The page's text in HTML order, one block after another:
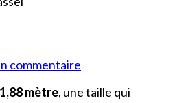
commentaire
Cassel
1,88 mètre, une taille qui